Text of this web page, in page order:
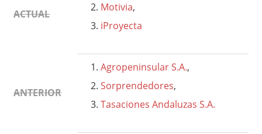
ACTUAL
Motivia,
iProyecta
ANTERIOR
Agropeninsular S.A.,
Sorprendedores,
Tasaciones Andaluzas S.A.